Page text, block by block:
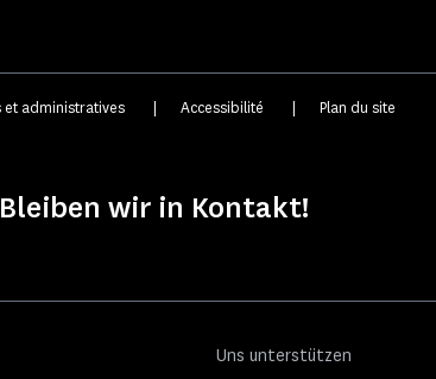
administratives Accessibilité Plan du site
wir in Kontakt!
Uns unterstützen